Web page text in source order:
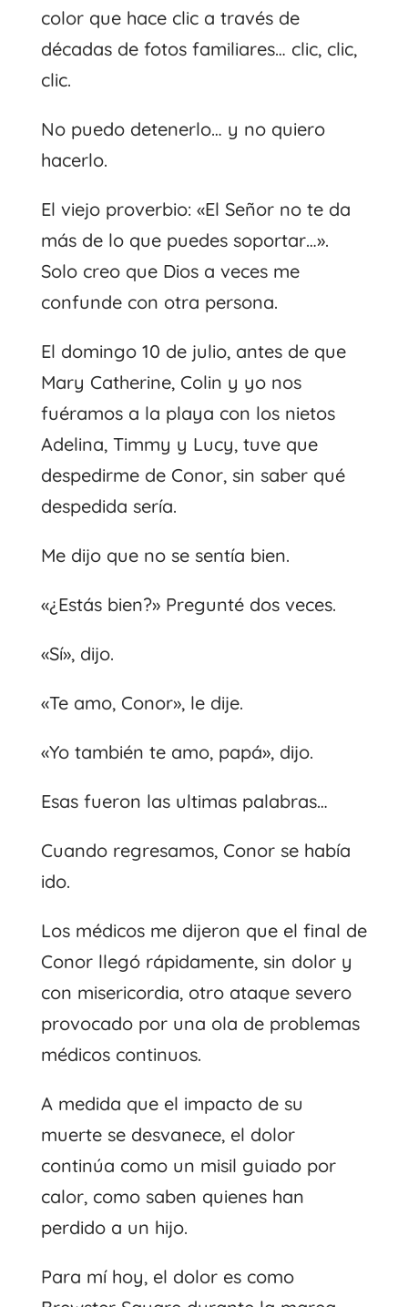
color que hace clic a través de
décadas de fotos familiares… clic, clic,
clic.
No puedo detenerlo… y no quiero
hacerlo.
El viejo proverbio: «El Señor no te da
más de lo que puedes soportar…».
Solo creo que Dios a veces me
confunde con otra persona.
El domingo 10 de julio, antes de que
Mary Catherine, Colin y yo nos
fuéramos a la playa con los nietos
Adelina, Timmy y Lucy, tuve que
despedirme de Conor, sin saber qué
despedida sería.
Me dijo que no se sentía bien.
«¿Estás bien?» Pregunté dos veces.
«Sí», dijo.
«Te amo, Conor», le dije.
«Yo también te amo, papá», dijo.
Esas fueron las ultimas palabras…
Cuando regresamos, Conor se había
ido.
Los médicos me dijeron que el final de
Conor llegó rápidamente, sin dolor y
con misericordia, otro ataque severo
provocado por una ola de problemas
médicos continuos.
A medida que el impacto de su
muerte se desvanece, el dolor
continúa como un misil guiado por
calor, como saben quienes han
perdido a un hijo.
Para mí hoy, el dolor es como